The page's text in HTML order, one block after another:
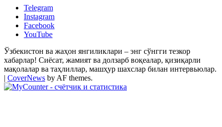
Telegram
Instagram
Facebook
YouTube
Ўзбекистон ва жаҳон янгиликлари – энг сўнгги тезкор
хабарлар! Сиёсат, жамият ва долзарб воқеалар, қизиқарли
мақолалар ва таҳлиллар, машҳур шахслар билан интервьюлар.
| CoverNews by AF themes.